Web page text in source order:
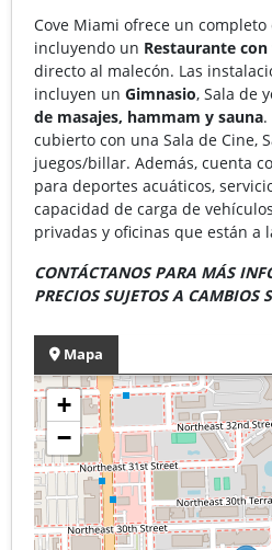
Cove Miami ofrece un
incluyendo un Restaurante
directo al malecón. Las
incluyen un Gimnasio, Sala de
de masajes, hammam y sauna
cubierto con una Sala de Cine,
juegos/billar. Además, cuenta
para deportes acuáticos,
capacidad de carga de
privadas y oficinas que están a
CONTÁCTANOS PARA MÁS
PRECIOS SUJETOS A CAMBIOS
Mapa
+
−